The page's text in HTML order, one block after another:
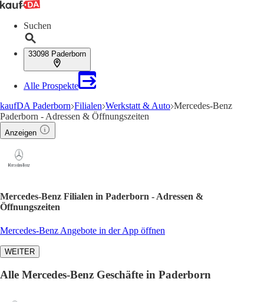
Suchen
33098 Paderborn
Alle Prospekte
kaufDA Paderborn Filialen Werkstatt & Auto Mercedes-Benz
Paderborn - Adressen & Öffnungszeiten
Anzeigen
Mercedes-Benz Filialen in Paderborn - Adressen &
Öffnungszeiten
Mercedes-Benz Angebote in der App öffnen
WEITER
Alle Mercedes-Benz Geschäfte in Paderborn